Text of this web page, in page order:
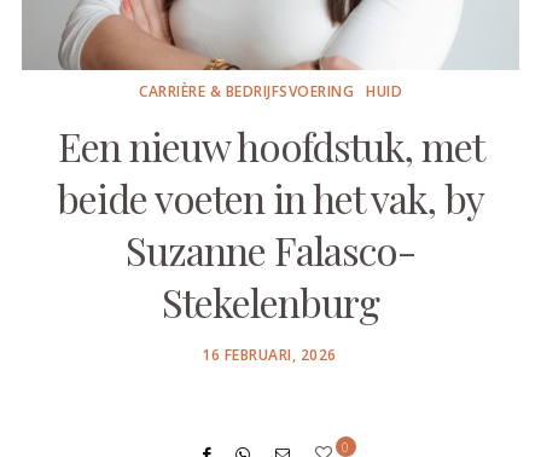
CARRIÈRE & BEDRIJFSVOERING HUID
Een nieuw hoofdstuk, met
beide voeten in het vak, by
Suzanne Falasco-
Stekelenburg
POSTED
16 FEBRUARI, 2026
0